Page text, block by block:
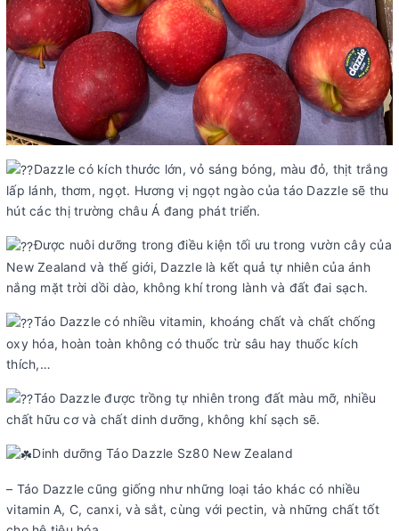
Dazzle có kích thước lớn, vỏ sáng bóng, màu đỏ, thịt trắng
lấp lánh, thơm, ngọt. Hương vị ngọt ngào của táo Dazzle sẽ thu
hút các thị trường châu Á đang phát triển.
Được nuôi dưỡng trong điều kiện tối ưu trong vườn cây của
New Zealand và thế giới, Dazzle là kết quả tự nhiên của ánh
nắng mặt trời dồi dào, không khí trong lành và đất đai sạch.
Táo Dazzle có nhiều vitamin, khoáng chất và chất chống
oxy hóa, hoàn toàn không có thuốc trừ sâu hay thuốc kích
thích,…
Táo Dazzle được trồng tự nhiên trong đất màu mỡ, nhiều
chất hữu cơ và chất dinh dưỡng, không khí sạch sẽ.
Dinh dưỡng Táo Dazzle Sz80 New Zealand
– Táo Dazzle cũng giống như những loại táo khác có nhiều
vitamin A, C, canxi, và sắt, cùng với pectin, và những chất tốt